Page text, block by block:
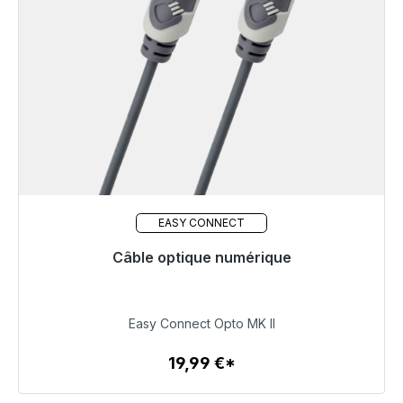
EASY CONNECT
Câble optique numérique
Prêt à être expédié, délai de livraison 48h*
Détails
Easy Connect Opto MK II
19,99 €*